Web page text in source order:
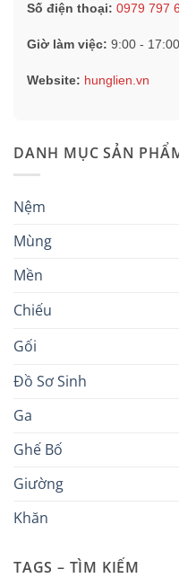
Số điện thoại: 0979 797
Giờ làm việc: 9:00 - 17:00
Website: hunglien.vn
DANH MỤC SẢN
Nệm
Mùng
Mền
Chiếu
Gối
Đồ Sơ Sinh
Ga
Ghế Bố
Giường
Khăn
TAGS – TÌM KIẾM